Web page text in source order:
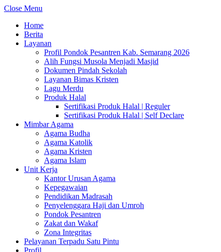
Close Menu
Home
Berita
Layanan
Profil Pondok Pesantren Kab. Semarang 2026
Alih Fungsi Musola Menjadi Masjid
Dokumen Pindah Sekolah
Layanan Bimas Kristen
Lagu Merdu
Produk Halal
Sertifikasi Produk Halal | Reguler
Sertifikasi Produk Halal | Self Declare
Mimbar Agama
Agama Budha
Agama Katolik
Agama Kristen
Agama Islam
Unit Kerja
Kantor Urusan Agama
Kepegawaian
Pendidikan Madrasah
Penyelenggara Haji dan Umroh
Pondok Pesantren
Zakat dan Wakaf
Zona Integritas
Pelayanan Terpadu Satu Pintu
Profil